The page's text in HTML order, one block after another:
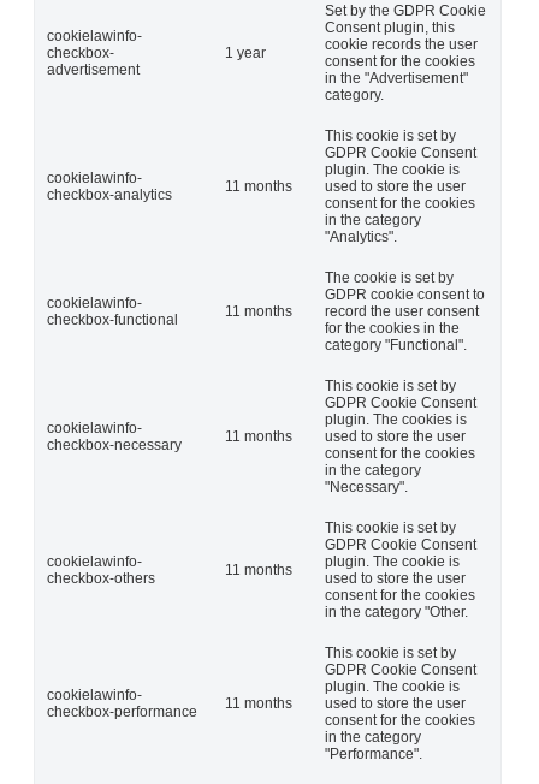
cookielawinfo-
checkbox-
advertisement
1 year
Set by the GDPR Cookie
Consent plugin, this
cookie records the user
consent for the cookies
in the "Advertisement"
category.
cookielawinfo-
checkbox-analytics
11 months
This cookie is set by
GDPR Cookie Consent
plugin. The cookie is
used to store the user
consent for the cookies
in the category
"Analytics".
cookielawinfo-
checkbox-functional
11 months
The cookie is set by
GDPR cookie consent to
record the user consent
for the cookies in the
category "Functional".
cookielawinfo-
checkbox-necessary
11 months
This cookie is set by
GDPR Cookie Consent
plugin. The cookies is
used to store the user
consent for the cookies
in the category
"Necessary".
cookielawinfo-
checkbox-others
11 months
This cookie is set by
GDPR Cookie Consent
plugin. The cookie is
used to store the user
consent for the cookies
in the category "Other.
cookielawinfo-
checkbox-performance
11 months
This cookie is set by
GDPR Cookie Consent
plugin. The cookie is
used to store the user
consent for the cookies
in the category
"Performance".